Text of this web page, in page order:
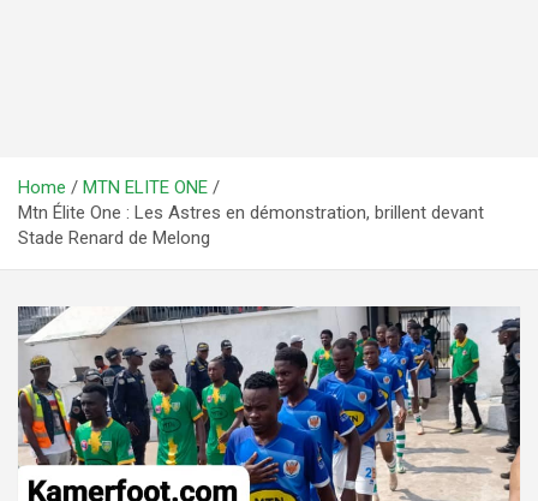
Home
MTN ELITE ONE
Mtn Élite One : Les Astres en démonstration, brillent devant
Stade Renard de Melong